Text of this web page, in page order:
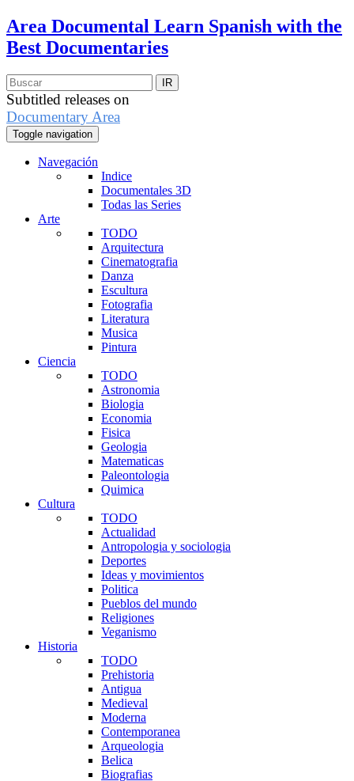
Area Documental Learn Spanish with the
Best Documentaries
Subtitled releases on
Documentary Area
Toggle navigation
Navegación
Indice
Documentales 3D
Todas las Series
Arte
TODO
Arquitectura
Cinematografia
Danza
Escultura
Fotografia
Literatura
Musica
Pintura
Ciencia
TODO
Astronomia
Biologia
Economia
Fisica
Geologia
Matematicas
Paleontologia
Quimica
Cultura
TODO
Actualidad
Antropologia y sociologia
Deportes
Ideas y movimientos
Politica
Pueblos del mundo
Religiones
Veganismo
Historia
TODO
Prehistoria
Antigua
Medieval
Moderna
Contemporanea
Arqueologia
Belica
Biografias